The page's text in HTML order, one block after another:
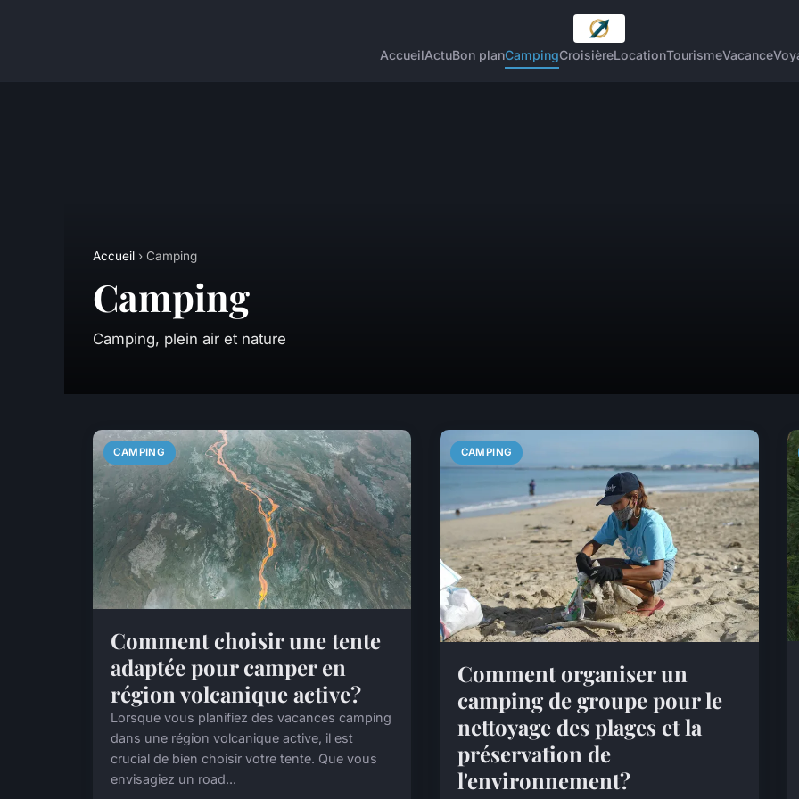
AccueilActuBon planCampingCroisièreLocationTourismeVacance
Accueil › Camping
Camping
Camping, plein air et nature
CAMPING
Comment choisir une tente
adaptée pour camper en
région volcanique active?
Lorsque vous planifiez des vacances camping
dans une région volcanique active, il est
crucial de bien choisir votre tente. Que vous
envisagiez un road...
CAMPING
Comment organiser un
camping de groupe pour le
nettoyage des plages et la
préservation de
l'environnement?